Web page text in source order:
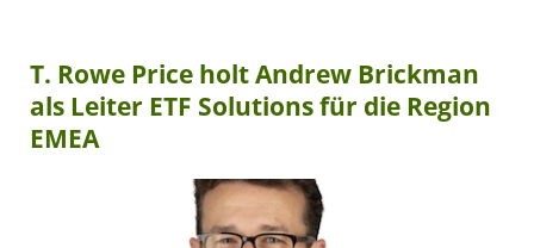
T. Rowe Price holt Andrew Brickman
als Leiter ETF Solutions für die Region
EMEA